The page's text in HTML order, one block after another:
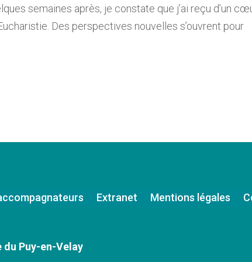
semaines après, je constate que j’ai reçu d’un
Des perspectives nouvelles s’ouvrent pour
Extranet Mentions légales
du Puy-en-Velay